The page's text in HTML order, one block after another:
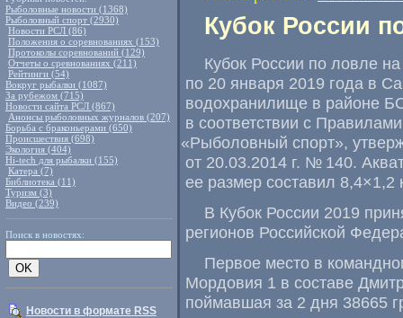
Рыболовные новости (1368)
Рыболовный спорт (2930)
Новости РСЛ (86)
Положения о соревнованиях (153)
Протоколы соревнований (129)
Отчеты о сревнованиях (211)
Рейтинги (54)
Вокруг рыбалки (1087)
За рубежом (715)
Новости сайта РСЛ (867)
Анонсы рыболовных журналов (207)
Борьба с браконьерами (650)
Происшествия (698)
Экология (404)
Hi-tech для рыбалки (155)
Катера (7)
Библиотека (11)
Туризм (3)
Видео (239)
Поиск в новостях:
Новости в формате RSS
Кубок России
Кубок России по ловле
по 20 января 2019 года в
водохранилище в районе
в соответствии с
«Рыболовный спорт»,
от 20.03.2014 г. № 140.
ее размер составил 8,4×1,2
В Кубок России 2019
регионов Российской
Первое место в
Мордовия 1 в составе
поймавшая за 2 дня 38665